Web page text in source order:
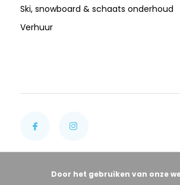
Ski, snowboard & schaats onderhoud
Verhuur
Door het gebruiken van onze